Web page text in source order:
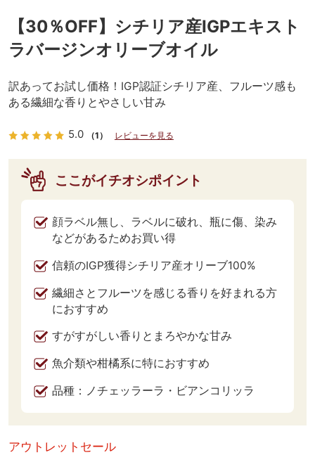
【30％OFF】シチリア産IGPエキスト
ラバージンオリーブオイル
訳あってお試し価格！IGP認証シチリア産、フルーツ感も
ある繊細な香りとやさしい甘み
5.0 （1） レビューを見る
ここがイチオシポイント
顔ラベル無し、ラベルに破れ、瓶に傷、染み
などがあるためお買い得
信頼のIGP獲得シチリア産オリーブ100%
繊細さとフルーツを感じる香りを好まれる方
におすすめ
すがすがしい香りとまろやかな甘み
魚介類や柑橘系に特におすすめ
品種：ノチェッラーラ・ビアンコリッラ
アウトレットセール